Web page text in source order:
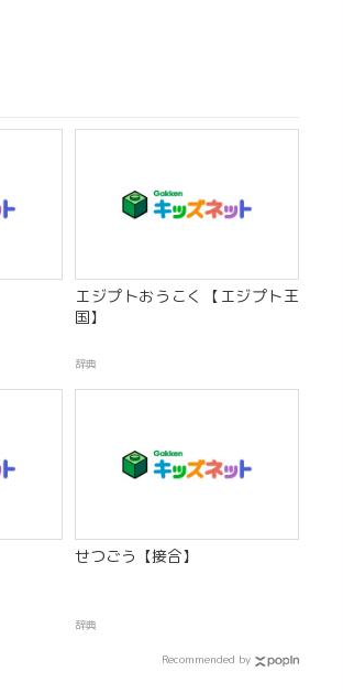
エジプトおうこく【エジプト王
国】
辞典
せつごう【接合】
辞典
Recommended by